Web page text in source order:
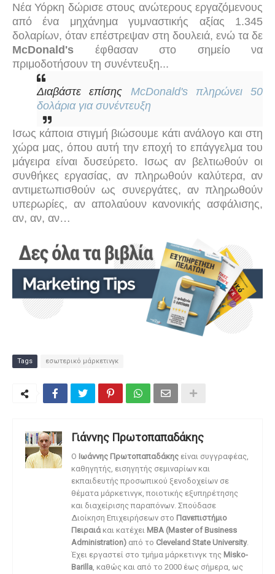
Νέα Υόρκη δώρισε στους ανώτερους εργαζόμενους
από ένα μηχάνημα γυμναστικής αξίας 1.345
δολαρίων, όταν επέστρεψαν στη δουλειά, ενώ τα δε
McDonald's έφθασαν στο σημείο να
πριμοδοτήσουν τη συνέντευξη...
Διαβάστε επίσης McDonald's πληρώνει 50
δολάρια για συνέντευξη
Ισως κάποια στιγμή βιώσουμε κάτι ανάλογο και στη
χώρα μας, όπου αυτή την εποχή το επάγγελμα του
μάγειρα είναι δυσεύρετο. Ισως αν βελτιωθούν οι
συνθήκες εργασίας, αν πληρωθούν καλύτερα, αν
αντιμετωπισθούν ως συνεργάτες, αν πληρωθούν
υπερωρίες, αν απολαύουν κανονικής ασφάλισης,
αν, αν, αν…
Tags εσωτερικό μάρκετινγκ
Γιάννης Πρωτοπαπαδάκης
O Ιωάννης Πρωτοπαπαδάκης είναι συγγραφέας,
καθηγητής, εισηγητής σεμιναρίων και
εκπαιδευτής προσωπικού ξενοδοχείων σε
θέματα μάρκετινγκ, ποιοτικής εξυπηρέτησης
και διαχείρισης παραπόνων. Σπούδασε
Διοίκηση Επιχειρήσεων στο Πανεπιστήμιο
Πειραιάκαι κατέχει MBA (Master of Business
Administration) από το Cleveland State University.
Έχει εργαστεί στο τμήμα μάρκετινγκ της Misko-
Barilla, καθώς και από το 2000 έως σήμερα, ως